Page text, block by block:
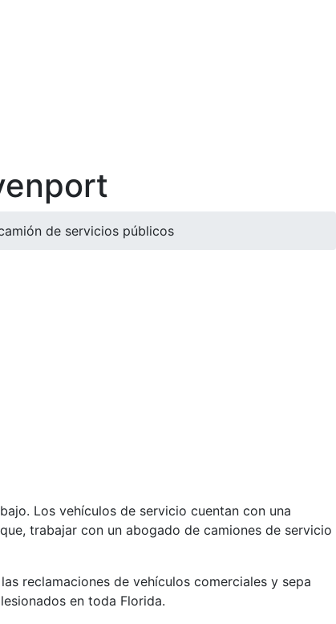
de servicios públicos
Los vehículos de servicio cuentan con una
trabajar con un abogado de camiones de servicio
reclamaciones de vehículos comerciales y sepa
en toda Florida.